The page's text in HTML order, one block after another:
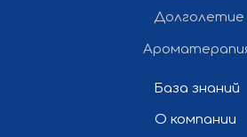
База знаний
О компании
Долголетие